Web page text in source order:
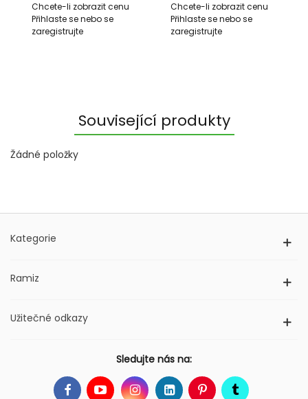
Chcete-li zobrazit cenu
Přihlaste se nebo se
zaregistrujte
Chcete-li zobrazit cenu
Přihlaste se nebo se
zaregistrujte
Související produkty
Žádné položky
Kategorie
Ramiz
Užitečné odkazy
Sledujte nás na: